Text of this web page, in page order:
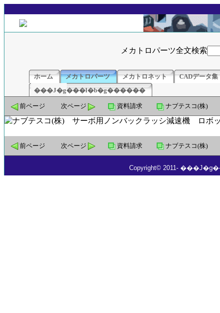
メカトロパーツ全文検索
ホーム メカトロパーツ メカトロネット
CADデータ集
���J�g���l�b�g������
前ページ 次ページ 資料請求 ナブテスコ(株)
前ページ 次ページ 資料請求 ナブテスコ(株)
Copyright© 2011-